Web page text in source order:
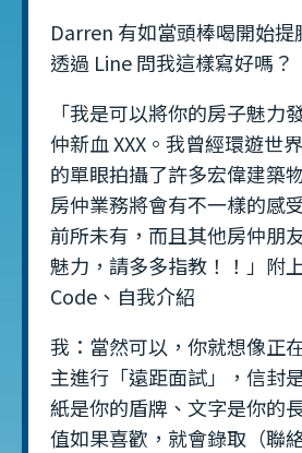
Darren 有如當頭棒喝開始提
透過 Line 問我這樣寫好嗎？
「我是可以將你的房子魅力
仲新血 XXX。我曾經環遊世
的單眼拍攝了許多宏偉建築
房仲業務將會有不一樣的感
前所未有，而且其他房仲朋
魅力，請多多指教！！」附
Code、自我介紹
我：當然可以，你就想像正
主進行「遠距面試」，信封
紙是你的盾牌、文字是你的
值如果喜歡，就會錄取（聯